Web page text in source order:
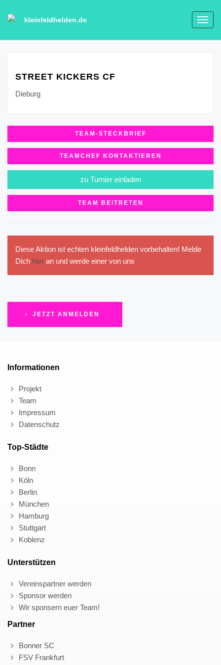
kleinfeldhelden.de
STREET KICKERS CF
Dieburg
TEAM-STECKBRIEF
TEAMCHEF KONTAKTIEREN
zu Turnier einladen
TEAM BEITRETEN
Diese Aktion ist echten kleinfeldhelden vorbehalten! Melde
Dich hier an und werde einer von uns
JETZT ANMELDEN
Informationen
Projekt
Team
Impressum
Datenschutz
Top-Städte
Bonn
Köln
Berlin
München
Hamburg
Stuttgart
Koblenz
Unterstützen
Vereinspartner werden
Sponsor werden
Wir sponsern euer Team!
Partner
Bonner SC
FSV Frankfurt